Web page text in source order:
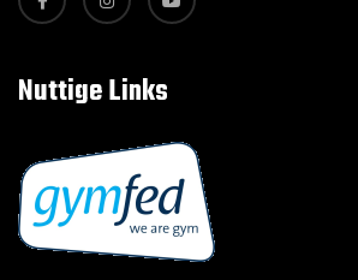
Nuttige Links